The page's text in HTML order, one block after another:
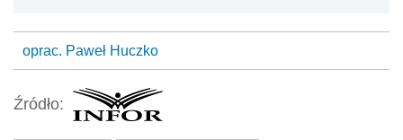
oprac. Paweł Huczko
Źródło: